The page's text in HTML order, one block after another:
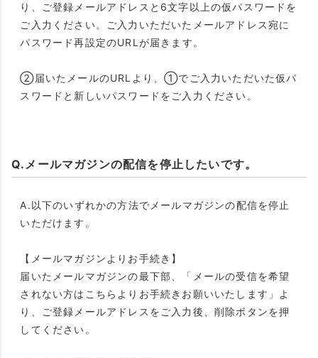
り、ご登録メールアドレスと6文字以上の仮パスワードを
ご入力ください。ご入力いただいたメールアドレス宛に
パスワード再設定のURLが届きます。
②届いたメールのURLより、①でご入力いただいた仮パ
スワードと新しいパスワードをご入力ください。
Q.メールマガジンの配信を停止したいです。
A.以下のいずれかの方法でメールマガジンの配信を停止
いただけます。
【メールマガジンよりお手続き】
届いたメールマガジンの最下部、「メールの受信を希望
されない方はこちらよりお手続きお願いいたします」よ
り、ご登録メールアドレスをご入力後、削除ボタンを押
してください。